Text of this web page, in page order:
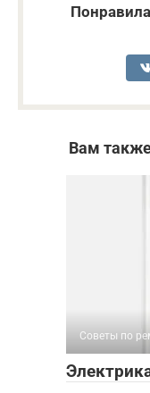
Вам
Советы по